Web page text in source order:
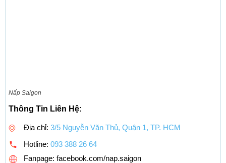
Nấp Saigon
Thông Tin Liên Hệ:
Địa chỉ: 3/5 Nguyễn Văn Thủ, Quận 1, TP. HCM
Hotline: 093 388 26 64
Fanpage: facebook.com/nap.saigon